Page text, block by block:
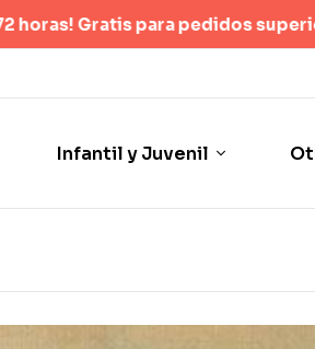
superiores a 40 €(Sólo España
Infantil y Juvenil